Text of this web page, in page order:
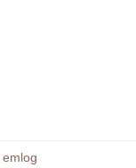
emlog